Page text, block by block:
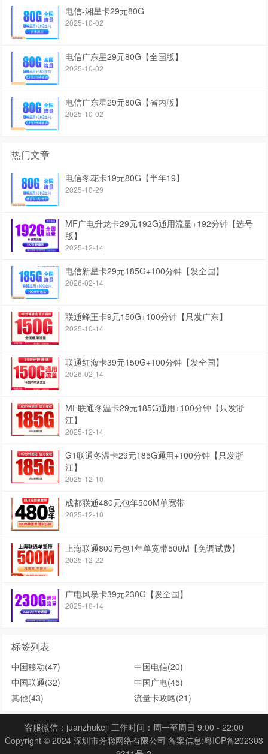
电信-湘星卡29元80G
2025-10-02
电信广东星29元80G【全国版】
2025-10-02
电信广东星29元80G【省内版】
2025-10-02
热门文章
电信冬花卡19元80G【半年19】
2025-10-29
MF广电升龙卡29元192G通用流量+192分钟【选号
版】
2025-12-14
电信新星卡29元185G+100分钟【发全国】
2026-02-14
联通蜂王卡9元150G+100分钟【只发广东】
2025-10-14
联通红海卡39元150G+100分钟【发全国】
2026-02-14
MF联通冬温卡29元185G通用+100分钟【只发浙
江】
2025-12-14
G1联通冬温卡29元185G通用+100分钟【只发浙
江】
2025-12-10
成都联通480元包年500M单宽带
2025-12-10
上海联通800元包1年单宽带500M【免调试费】
2025-12-22
广电风暴卡39元230G【发全国】
2025-10-14
标签列表
中国移动(47) 中国电信(20)
中国联通(32) 中国广电(45)
其他(43) 流量卡攻略(21)
客服微信：juanzhukeji 工作时间：周一至周日 9:00 - 22:00
Copyright © 2024 深圳市芳聪网络有限公司 备案信息:粤ICP备202303